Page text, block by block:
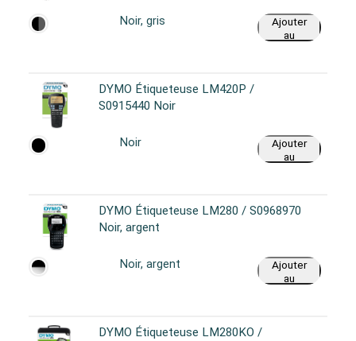
Noir, gris
Ajouter
au
DYMO Étiqueteuse LM420P /
S0915440 Noir
Noir
Ajouter
au
DYMO Étiqueteuse LM280 / S0968970
Noir, argent
Noir, argent
Ajouter
au
DYMO Étiqueteuse LM280KO /